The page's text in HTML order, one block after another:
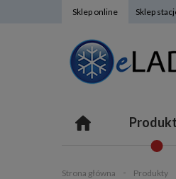
Sklep online Sklep
Strona główna Produkty